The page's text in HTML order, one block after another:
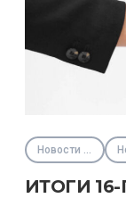
Новости партнёров
ИТОГИ